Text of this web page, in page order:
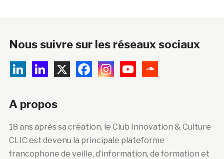
Nous suivre sur les réseaux sociaux
A propos
18 ans après sa création, le Club Innovation & Culture
CLIC est devenu la principale plateforme
francophone de veille, d’information, de formation et